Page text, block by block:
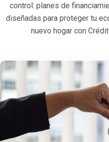
control: planes de
diseñadas para proteger tu
nuevo hogar con